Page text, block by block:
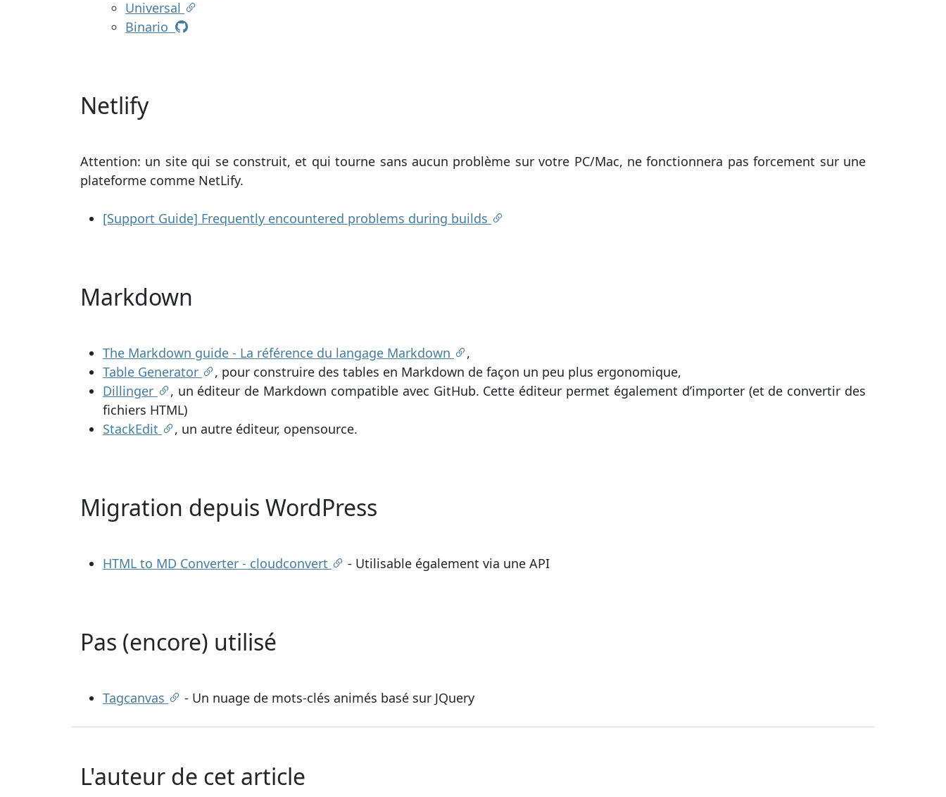
Universal
Binario
Netlify
Attention: un site qui se construit, et qui tourne sans aucun problème sur votre PC/Mac, ne fonctionnera pas forcement sur une
plateforme comme NetLify.
[Support Guide] Frequently encountered problems during builds
Markdown
The Markdown guide - La référence du langage Markdown
,
Table Generator
, pour construire des tables en Markdown de façon un peu plus ergonomique,
Dillinger
, un éditeur de Markdown compatible avec GitHub. Cette éditeur permet également d’importer (et de convertir des
fichiers HTML)
StackEdit
, un autre éditeur, opensource.
Migration depuis WordPress
HTML to MD Converter - cloudconvert - Utilisable également via une API
Pas (encore) utilisé
Tagcanvas - Un nuage de mots-clés animés basé sur JQuery
L'auteur de cet article